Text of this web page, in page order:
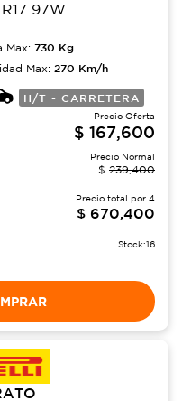
97W
Max: 730 Kg
Max: 270 Km/h
H/T - CARRETERA
Precio Oferta
$ 167,600
Precio Normal
$ 239,400
Precio total por 4
$ 670,400
Stock:16